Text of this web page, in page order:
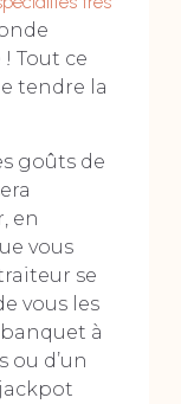
Tout ce
tendre la
goûts de
en
vous
se
vous les
à
ou d’un